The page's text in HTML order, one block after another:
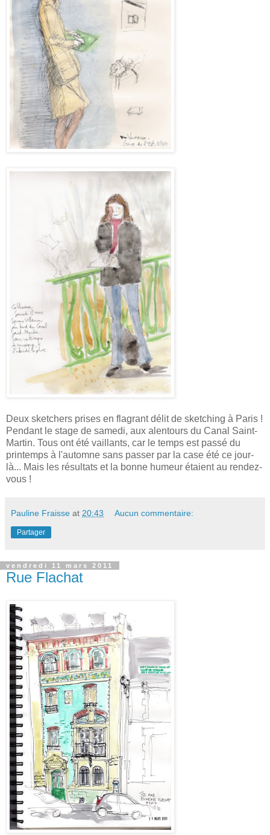
Deux sketchers prises en flagrant délit de sketching à Paris !
Pendant le stage de samedi, aux alentours du Canal Saint-
Martin. Tous ont été vaillants, car le temps est passé du
printemps à l'automne sans passer par la case été ce jour-
là... Mais les résultats et la bonne humeur étaient au rendez-
vous !
Pauline Fraisse at 20:43 Aucun commentaire:
Partager
vendredi 11 mars 2011
Rue Flachat